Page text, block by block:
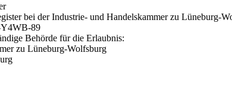
bei der Industrie- und Handelskammer zu
Y4WB-89
Behörde für die Erlaubnis:
zu Lüneburg-Wolfsburg